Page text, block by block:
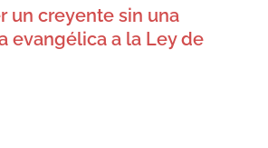
un creyente sin una
evangélica a la Ley de